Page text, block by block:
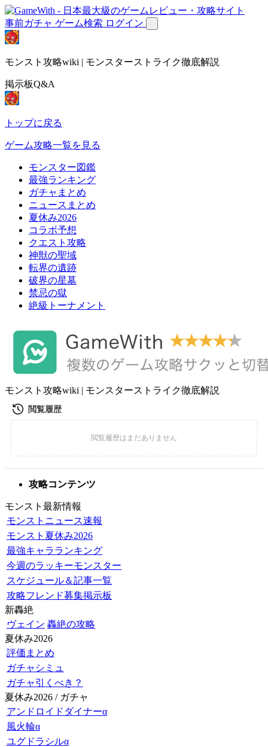
事前ガチャ ゲーム検索 ログイン
モンスト攻略wiki | モンスターストライク徹底解説
掲示板Q&A
トップに戻る
ゲーム攻略一覧を見る
モンスター図鑑
最強ランキング
ガチャまとめ
ニュースまとめ
夏休み2026
コラボ予想
クエスト攻略
神獣の聖域
転界の遺跡
破界の星墓
禁忌の獄
絶級トーナメント
モンスト攻略wiki | モンスターストライク徹底解説
攻略コンテンツ
モンスト最新情報
モンストニュース速報
モンスト夏休み2026
最強キャラランキング
今週のラッキーモンスター
スケジュール＆記事一覧
攻略フレンド募集掲示板
新轟絶
ヴェイン 轟絶の攻略
夏休み2026
評価まとめ
ガチャシミュ
ガチャ引くべき？
夏休み2026 / ガチャ
アンドロイドダイナーα
風火輪α
ユグドラシルα